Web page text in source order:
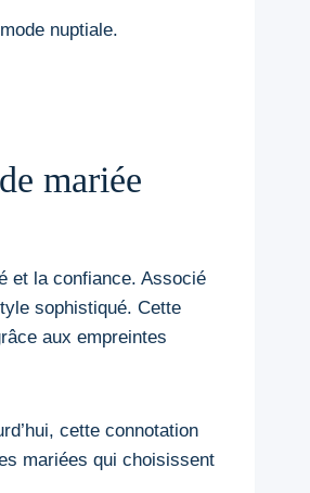
nuptiale.
mariée
et la confiance. Associé
sophistiqué. Cette
aux empreintes
cette connotation
mariées qui choisissent